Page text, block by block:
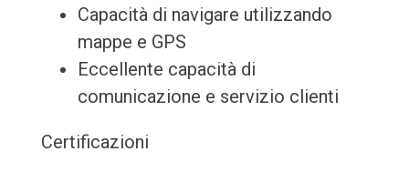
Capacità di navigare utilizzando
mappe e GPS
Eccellente capacità di
comunicazione e servizio clienti
Certificazioni